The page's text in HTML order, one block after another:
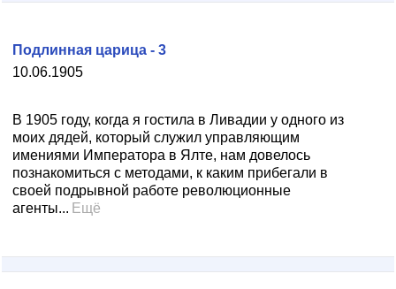
10.06.1905
Подлинная царица - 3
В 1905 году, когда я гостила в Ливадии у одного из
моих дядей, который служил управляющим
имениями Императора в Ялте, нам довелось
познакомиться с методами, к каким прибегали в
своей подрывной работе революционные
агенты... Ещё